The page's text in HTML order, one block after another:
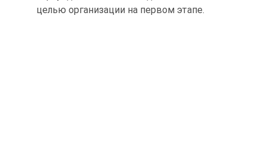
целью организации на первом этапе.